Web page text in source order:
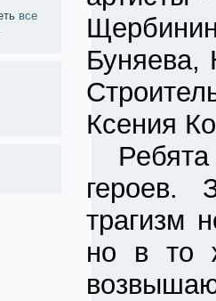
все
Буняева,
Ксения
Ребята
героев.
трагизм
но в то